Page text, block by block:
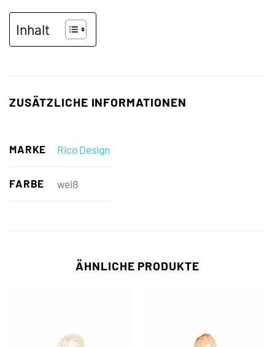
Inhalt
ZUSÄTZLICHE INFORMATIONEN
MARKE Rico Design
FARBE weiß
ÄHNLICHE PRODUKTE